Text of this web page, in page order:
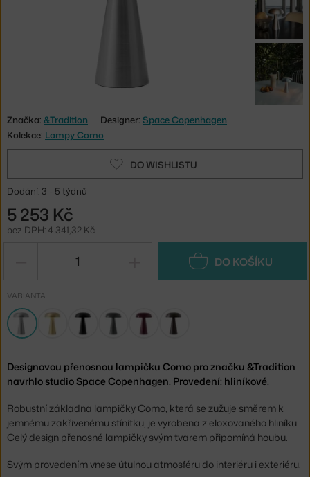
Značka: &Tradition Designer: Space Copenhagen
Kolekce: Lampy Como
DO WISHLISTU
Dodání: 3 - 5 týdnů
5 253 Kč
bez DPH: 4 341,32 Kč
DO KOŠÍKU
VARIANTA
Designovou přenosnou lampičku Como pro značku &Tradition
navrhlo studio Space Copenhagen. Provedení: hliníkové.
Robustní základna lampičky Como, která se zužuje směrem k
jemnému zakřivenému stínítku, je vyrobena z eloxovaného hliníku.
Celý design přenosné lampičky svým tvarem připomíná houbu.
Svým provedením vnese útulnou atmosféru do interiéru i exteriéru.